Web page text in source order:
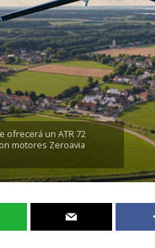
ofrecerá un ATR 72
motores Zeroavia